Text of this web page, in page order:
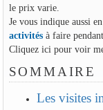
le prix varie.
Je vous indique aussi
activitésà faire
Cliquez ici pour voir
SOMMAIRE
Les visites